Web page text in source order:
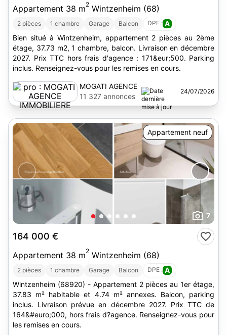
Appartement 38 m2 Wintzenheim (68)
2 pièces 1 chambre Garage Balcon DPE : A
Bien situé à Wintzenheim, appartement 2 pièces au 2ème
étage, 37.73 m2, 1 chambre, balcon. Livraison en décembre
2027. Prix TTC hors frais d'agence : 171&eur;500. Parking
inclus. Renseignez-vous pour les remises en cours.
MOGATI AGENCE
IMMOBILIERE
11 327 annonces
24/07/2026
Appartement neuf
7
164 000 €
Appartement 38 m2 Wintzenheim (68)
2 pièces 1 chambre Garage Balcon DPE : A
Wintzenheim (68920) - Appartement 2 pièces au 1er étage,
37.83 m² habitable et 4.74 m² annexes. Balcon, parking
inclus. Livraison prévue en décembre 2027. Prix TTC de
164&#euro;000, hors frais d?agence. Renseignez-vous pour
les remises en cours.